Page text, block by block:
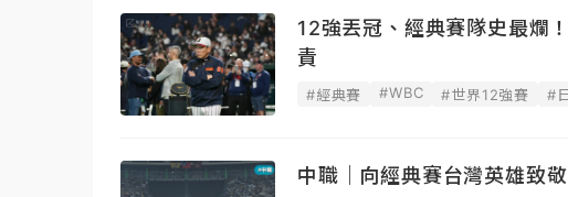
12強丟冠、經典賽隊史最爛
責
#經典賽 #WBC #世界12強賽 #
中職｜向經典賽台灣英雄致